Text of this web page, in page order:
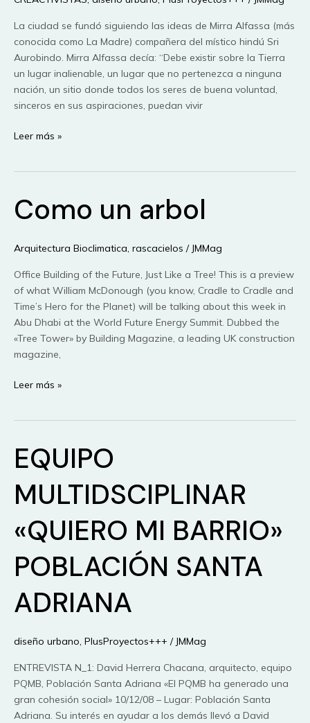
La ciudad se fundó siguiendo las ideas de Mirra Alfassa (más
conocida como La Madre) compañera del místico hindú Sri
Aurobindo. Mirra Alfassa decía: “Debe existir sobre la Tierra
un lugar inalienable, un lugar que no pertenezca a ninguna
nación, un sitio donde todos los seres de buena voluntad,
sinceros en sus aspiraciones, puedan vivir
Auroville:
una
ciudad
Leer más »
Como un arbol
Arquitectura Bioclimatica, rascacielos / JMMag
Office Building of the Future, Just Like a Tree! This is a preview
of what William McDonough (you know, Cradle to Cradle and
Time’s Hero for the Planet) will be talking about this week in
Abu Dhabi at the World Future Energy Summit. Dubbed the
«Tree Tower» by Building Magazine, a leading UK construction
magazine,
Como
Leer más »
EQUIPO
MULTIDSCIPLINAR
«QUIERO MI BARRIO»
POBLACIÓN SANTA
ADRIANA
diseño urbano, PlusProyectos+++ / JMMag
ENTREVISTA N_1: David Herrera Chacana, arquitecto, equipo
PQMB, Población Santa Adriana «El PQMB ha generado una
gran cohesión social» 10/12/08 – Lugar: Población Santa
Adriana. Su interés en ayudar a los demás llevó a David